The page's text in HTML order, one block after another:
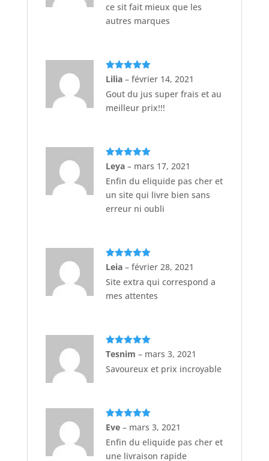
ce sit fait mieux que les
autres marques
Note
sur
5
Lilia – février 14, 2021
Gout du jus super frais et au
meilleur prix!!!
Note
sur
5
Leya – mars 17, 2021
Enfin du eliquide pas cher et
un site qui livre bien sans
erreur ni oubli
Note
sur
5
Leia – février 28, 2021
Site extra qui correspond a
mes attentes
Note5sur
5
Tesnim – mars 3, 2021
Savoureux et prix incroyable
Note 5sur
5
Eve – mars 3, 2021
Enfin du eliquide pas cher et
une livraison rapide